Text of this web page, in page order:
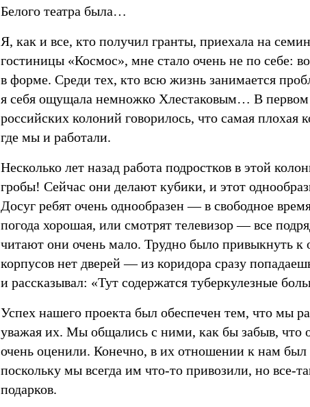
Белого театра была…
Я, как и все, кто получил гранты, приехала на
гостиницы «Космос», мне стало очень не по себе:
в форме. Среди тех, кто всю жизнь занимается
я себя ощущала немножко Хлестаковым… В
российских колоний говорилось, что самая плохая
где мы и работали.
Несколько лет назад работа подростков в этой
гробы! Сейчас они делают кубики, и этот
Досуг ребят очень однообразен — в свободное
погода хорошая, или смотрят телевизор — все
читают они очень мало. Трудно было привыкнуть к
корпусов нет дверей — из коридора сразу
и рассказывал: «Тут содержатся туберкулезные
Успех нашего проекта был обеспечен тем, что мы
уважая их. Мы общались с ними, как бы забыв, что
очень оценили. Конечно, в их отношении к нам был
поскольку мы всегда им что-то привозили, но все-
подарков.